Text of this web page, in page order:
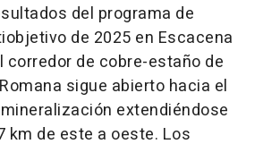
del programa de
de 2025 en Escacena
corredor de cobre-estaño de
sigue abierto hacia el
extendiéndose
km de este a oeste. Los